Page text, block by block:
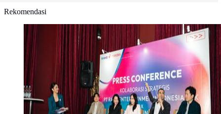
Rekomendasi